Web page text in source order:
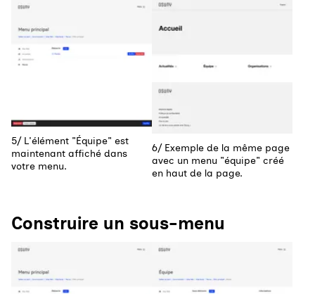
Agrandir
5/ L'élément "Équipe" est
maintenant affiché dans
votre menu.
Agrandir
6/ Exemple de la même page
avec un menu "équipe" créé
en haut de la page.
Construire un sous-menu
Agrandir Agrandir